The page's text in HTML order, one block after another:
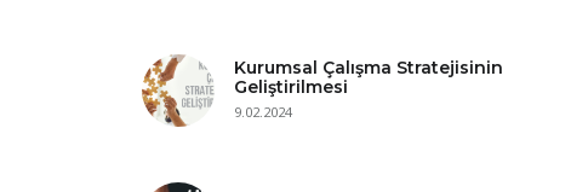
Kurumsal Çalışma Stratejisinin
Geliştirilmesi
9.02.2024